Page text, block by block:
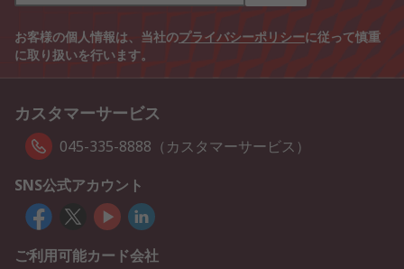
お客様の個人情報は、当社のプライバシーポリシーに従って慎重
に取り扱いを行います。
カスタマーサービス
045-335-8888（カスタマーサービス）
SNS公式アカウント
ご利用可能カード会社